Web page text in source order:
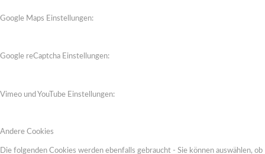
Google Maps Einstellungen:
Google reCaptcha Einstellungen:
Vimeo und YouTube Einstellungen:
Andere Cookies
Die folgenden Cookies werden ebenfalls gebraucht - Sie können auswählen, ob